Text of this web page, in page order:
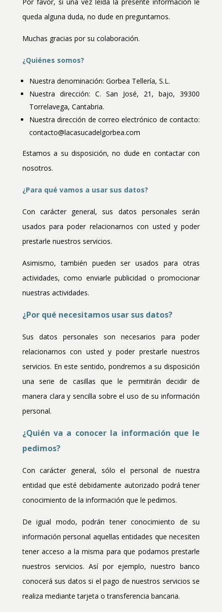
queda alguna duda, no dude en preguntarnos.
Muchas gracias por su colaboración.
¿Quiénes somos?
Nuestra denominación: Gorbea Tellería, S.L.
Nuestra dirección: C. San José, 21, bajo, 39300
Torrelavega, Cantabria.
Nuestra dirección de correo electrónico de contacto:
contacto@lacasucadelgorbea.com
Estamos a su disposición, no dude en contactar con
nosotros.
¿Para qué vamos a usar sus datos?
Con carácter general, sus datos personales serán
usados para poder relacionarnos con usted y poder
prestarle nuestros servicios.
Asimismo, también pueden ser usados para otras
actividades, como enviarle publicidad o promocionar
nuestras actividades.
¿Por qué necesitamos usar sus datos?
Sus datos personales son necesarios para poder
relacionarnos con usted y poder prestarle nuestros
servicios. En este sentido, pondremos a su disposición
una serie de casillas que le permitirán decidir de
manera clara y sencilla sobre el uso de su información
personal.
¿Quién va a conocer la información que le
pedimos?
Con carácter general, sólo el personal de nuestra
entidad que esté debidamente autorizado podrá tener
conocimiento de la información que le pedimos.
De igual modo, podrán tener conocimiento de su
información personal aquellas entidades que necesiten
tener acceso a la misma para que podamos prestarle
nuestros servicios. Así por ejemplo, nuestro banco
conocerá sus datos si el pago de nuestros servicios se
realiza mediante tarjeta o transferencia bancaria.